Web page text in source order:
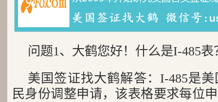
问题1、大鹤您好！什么是I-485表
美国签证找大鹤解答：I-485是
民身份调整申请，该表格要求每位